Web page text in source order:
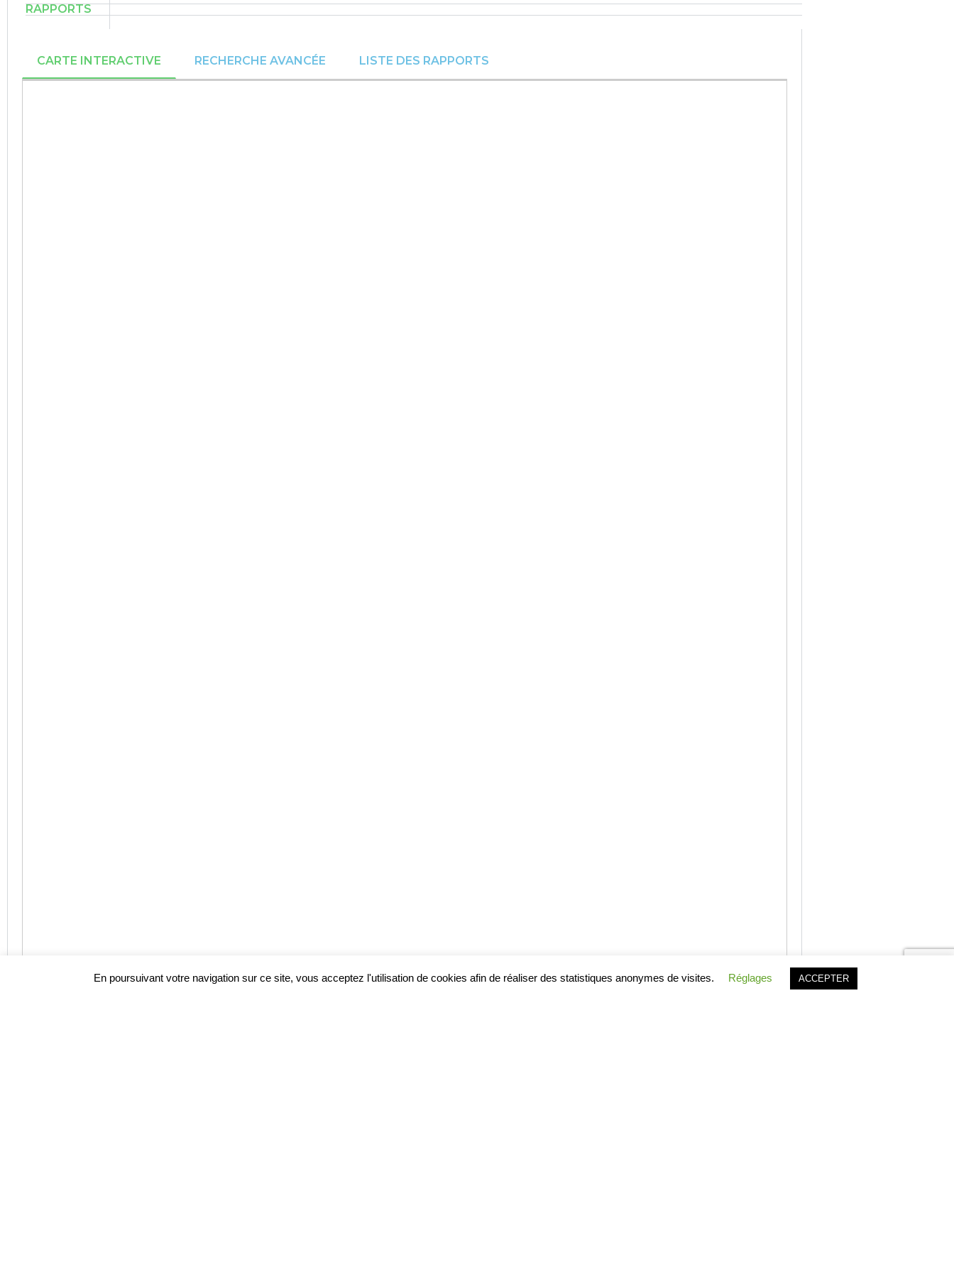
RAPPORTS
CARTE INTERACTIVE RECHERCHE AVANCÉE LISTE DES RAPPORTS
En poursuivant votre navigation sur ce site, vous acceptez l'utilisation de cookies afin de réaliser des statistiques anonymes de visites. Réglages ACCEPTER